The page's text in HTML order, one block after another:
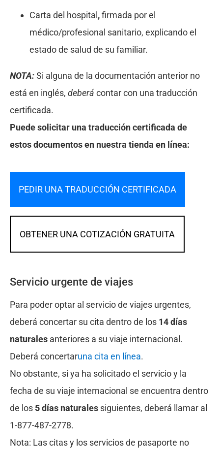
Carta del hospital ,firmada por el
médico/profesional sanitario, explicando el
estado de salud de su familiar.
NOTA:Si alguna de la documentación anterior no
está en inglés, deberá contar con una traducción
certificada.
Puede solicitar una traducción certificada de
estos documentos en nuestra tienda en línea:
PEDIR UNA TRADUCCIÓN CERTIFICADA
OBTENER UNA COTIZACIÓN GRATUITA
Servicio urgente de viajes
Para poder optar al servicio de viajes urgentes,
deberá concertar su cita dentro de los 14 días
naturales anteriores a su viaje internacional.
Deberá concertaruna cita en línea.
No obstante, si ya ha solicitado el servicio y la
fecha de su viaje internacional se encuentra dentro
de los 5 días naturales siguientes, deberá llamar al
1-877-487-2778.
Nota: Las citas y los servicios de pasaporte no